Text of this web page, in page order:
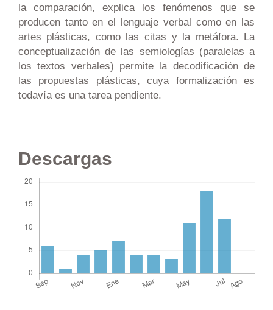
la comparación, explica los fenómenos que se
producen tanto en el lenguaje verbal como en las
artes plásticas, como las citas y la metáfora. La
conceptualización de las semiologías (paralelas a
los textos verbales) permite la decodificación de
las propuestas plásticas, cuya formalización es
todavía es una tarea pendiente.
Descargas